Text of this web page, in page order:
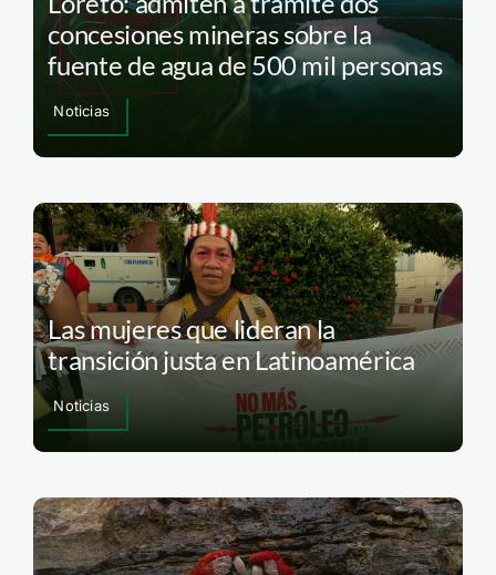
concesiones mineras sobre la
fuente de agua de 500 mil personas
Noticias
Las mujeres que lideran la
transición justa en Latinoamérica
Noticias